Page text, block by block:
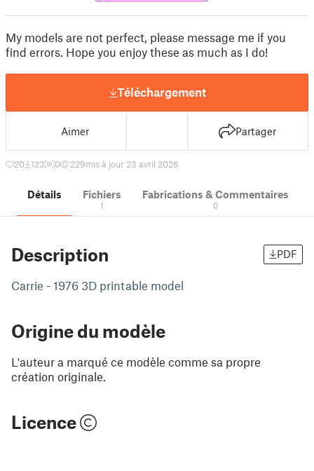
My models are not perfect, please message me if you
find errors. Hope you enjoy these as much as I do!
Téléchargement
Aimer Partager
20 123 0 229mis à jour 23 avril 2026
Détails Fichiers
1
Fabrications & Commentaires
0
Description PDF
Carrie - 1976 3D printable model
Origine du modèle
L'auteur a marqué ce modèle comme sa propre
création originale.
Licence